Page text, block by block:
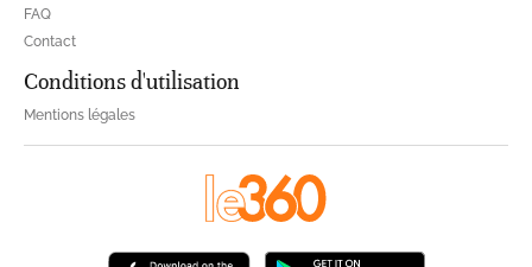
FAQ
Contact
Conditions d'utilisation
Mentions légales